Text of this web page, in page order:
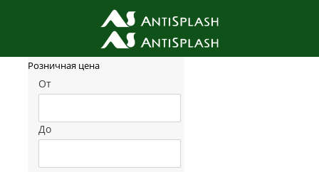
Фильтр товаров
Розничная цена
От
До